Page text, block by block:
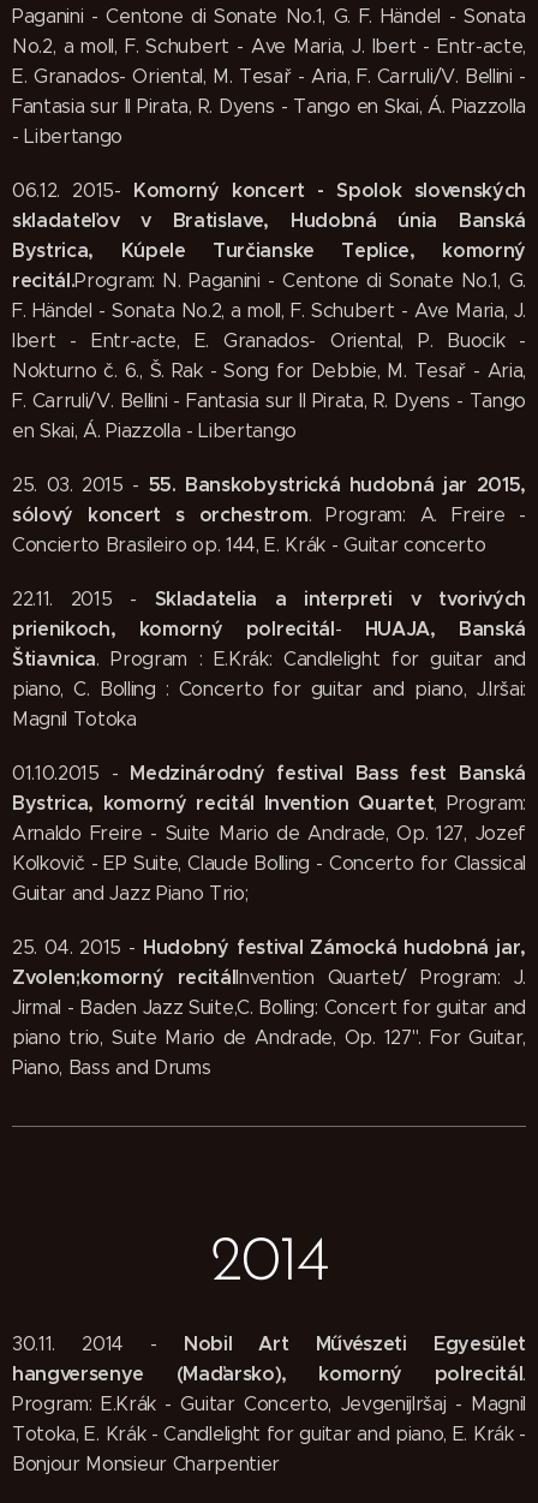
Paganini - Centone di Sonate No.1, G. F. Händel - Sonata
No.2, a moll, F. Schubert - Ave Maria, J. Ibert - Entr-acte,
E. Granados- Oriental, M. Tesař - Aria, F. Carruli/V. Bellini -
Fantasia sur Il Pirata, R. Dyens - Tango en Skai, Á. Piazzolla
- Libertango
06.12. 2015- Komorný koncert - Spolok slovenských
skladateľov v Bratislave, Hudobná únia Banská
Bystrica, Kúpele Turčianske Teplice, komorný
recitál.Program: N. Paganini - Centone di Sonate No.1, G.
F. Händel - Sonata No.2, a moll, F. Schubert - Ave Maria, J.
Ibert - Entr-acte, E. Granados- Oriental, P. Buocik -
Nokturno č. 6., Š. Rak - Song for Debbie, M. Tesař - Aria,
F. Carruli/V. Bellini - Fantasia sur Il Pirata, R. Dyens - Tango
en Skai, Á. Piazzolla - Libertango
25. 03. 2015 - 55. Banskobystrická hudobná jar 2015,
sólový koncert s orchestrom. Program: A. Freire -
Concierto Brasileiro op. 144, E. Krák - Guitar concerto
22.11. 2015 - Skladatelia a interpreti v tvorivých
prienikoch, komorný polrecitál- HUAJA, Banská
Štiavnica. Program : E.Krák: Candlelight for guitar and
piano, C. Bolling : Concerto for guitar and piano, J.Iršai:
Magnil Totoka
01.10.2015 - Medzinárodný festival Bass fest Banská
Bystrica, komorný recitál Invention Quartet, Program:
Arnaldo Freire - Suite Mario de Andrade, Op. 127, Jozef
Kolkovič - EP Suite, Claude Bolling - Concerto for Classical
Guitar and Jazz Piano Trio;
25. 04. 2015 - Hudobný festival Zámocká hudobná jar,
Zvolen;komorný recitálInvention Quartet/ Program: J.
Jirmal - Baden Jazz Suite,C. Bolling: Concert for guitar and
piano trio, Suite Mario de Andrade, Op. 127". For Guitar,
Piano, Bass and Drums
2014
30.11. 2014 - Nobil Art Művészeti Egyesület
hangversenye (Maďarsko), komorný polrecitál.
Program: E.Krák - Guitar Concerto, JevgenijIršaj - Magnil
Totoka, E. Krák - Candlelight for guitar and piano, E. Krák -
Bonjour Monsieur Charpentier